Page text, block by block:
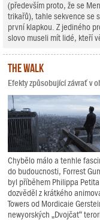
(především proto, že se
trikařů), tahle sekvence se
první klapkou. Z jediného
slovo museli mít lidé, kteří
The Walk
Efekty způsobující závrať v
Chybělo málo a tenhle
do budoucnosti, Forrest
byl příběhem Philippa
dozvěděl z krátkého
Towers od Mordicaie
newyorských „Dvojčat“